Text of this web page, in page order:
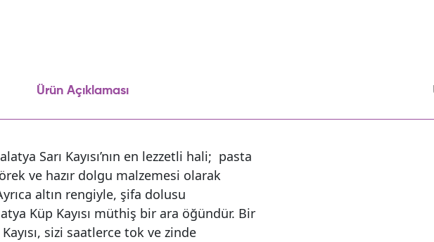
Ürün Açıklaması
Sarı Kayısı’nın en lezzetli hali; pasta
ve hazır dolgu malzemesi olarak
altın rengiyle, şifa dolusu
Küp Kayısı müthiş bir ara öğündür. Bir
sizi saatlerce tok ve zinde